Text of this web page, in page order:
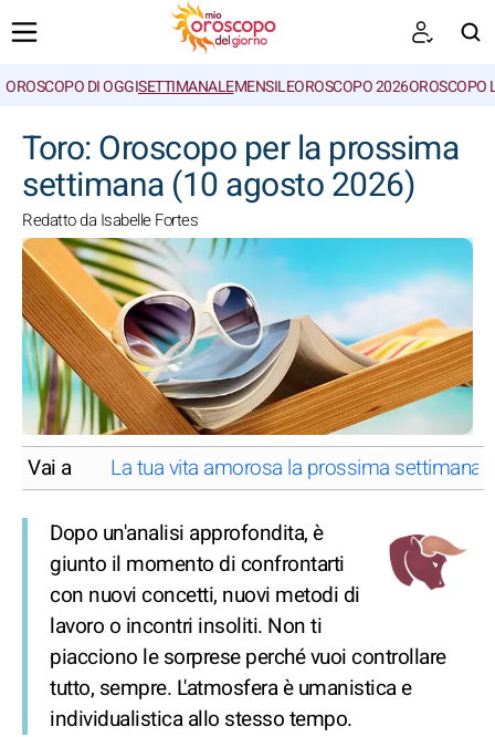
OROSCOPO DI OGGISETTIMANALEMENSILEOROSCOPO 2026OROSCOPO
Toro: Oroscopo per la prossima
settimana (10 agosto 2026)
Redatto da Isabelle Fortes
Vai a La tua vita amorosa la prossima settimana,
Dopo un'analisi approfondita, è
giunto il momento di confrontarti
con nuovi concetti, nuovi metodi di
lavoro o incontri insoliti. Non ti
piacciono le sorprese perché vuoi controllare
tutto, sempre. L'atmosfera è umanistica e
individualistica allo stesso tempo.